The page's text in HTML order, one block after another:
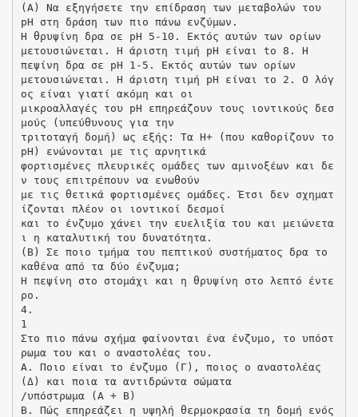
(Α) Να εξηγήσετε την επίδραση των μεταβολών του
pH στη δράση των πιο πάνω ενζύμων.
Η θρυψίνη δρα σε pH 5-10. Εκτός αυτών των ορίων
μετουσιώνεται. Η άριστη τιμή pH είναι to 8. Η
πεψίνη δρα σε pH 1-5. Εκτός αυτών των ορίων
μετουσιώνεται. Η άριστη τιμή pH είναι το 2. Ο λόγ
ος είναι γιατί ακόμη και οι
μικροαλλαγές του pH επηρεάζουν τους ιοντικούς δεσ
μούς (υπεύθυνους για την
τριτοταγή δομή) ως εξής: Τα H+ (που καθορίζουν το
pH) ενώνονται με τις αρνητικά
φορτισμένες πλευρικές ομάδες των αμινοξέων και δε
ν τους επιτρέπουν να ενωθούν
με τις θετικά φορτισμένες ομάδες. Έτσι δεν σχηματ
ίζονται πλέον οι ιοντικοί δεσμοί
και το ένζυμο χάνει την ευελιξία του και μειώνετα
ι η καταλυτική του δυνατότητα.
(Β) Σε ποιο τμήμα του πεπτικού συστήματος δρα το
καθένα από τα δύο ένζυμα;
Η πεψίνη στο στομάχι και η θρυψίνη στο λεπτό έντε
ρο.
4.
1
Στο πιο πάνω σχήμα φαίνονται ένα ένζυμο, το υπόστ
ρωμα του και ο αναστολέας του.
Α. Ποιο είναι το ένζυμο (Γ), ποιος ο αναστολέας
(Δ) και ποια τα αντιδρώντα σώματα
/υπόστρωμα (Α + Β)
Β. Πώς επηρεάζει η υψηλή θερμοκρασία τη δομή ενός